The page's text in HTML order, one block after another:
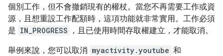
個別工作，但不會撤銷現有的權杖。當您不再需要工作或資
源，且想重設工作配額時，這項功能就非常實用。工作必須
是 IN_PROGRESS ，且已使用時間存取權建立，才能取消。
舉例來說，您可以取消 myactivity.youtube 和